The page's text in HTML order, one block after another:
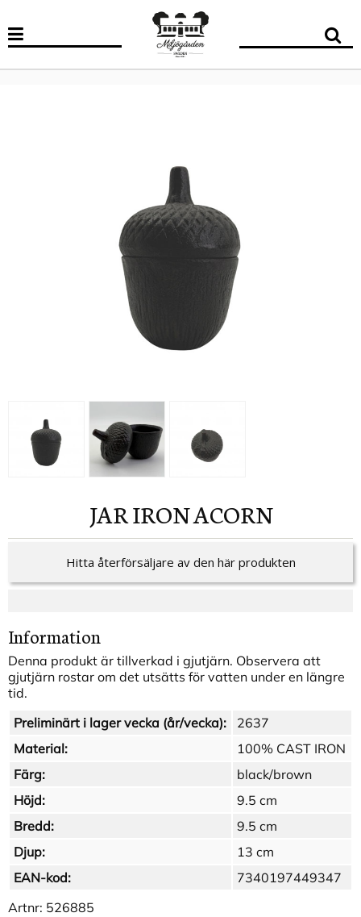
JAR IRON ACORN
Hitta återförsäljare av den här produkten
Information
Denna produkt är tillverkad i gjutjärn. Observera att
gjutjärn rostar om det utsätts för vatten under en längre
tid.
Preliminärt i lager vecka (år/vecka):
2637
Material:
100% CAST IRON
Färg:
black/brown
Höjd:
9.5 cm
Bredd:
9.5 cm
Djup:
13 cm
EAN-kod:
7340197449347
Artnr: 526885